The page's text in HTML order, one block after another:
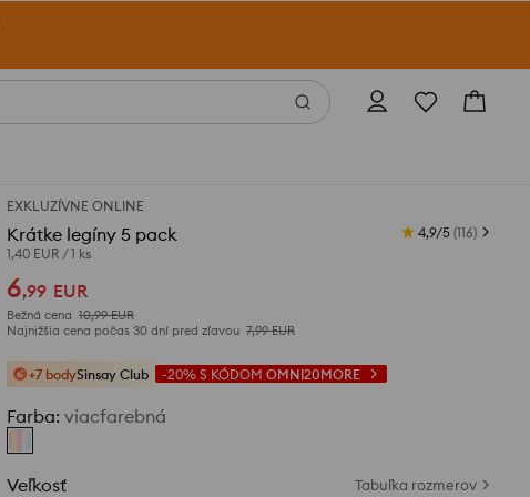
EXKLUZÍVNE ONLINE
Krátke legíny 5 pack
1,40 EUR /1 ks
4,9/5 (116)
6,99 EUR
Bežná cena 10,99 EUR
Najnižšia cena počas 30 dní pred zľavou 7,99 EUR
+7 bodySinsay Club -20% S KÓDOM OMNI20MORE
Farba: viacfarebná
Veľkosť Tabuľka rozmerov